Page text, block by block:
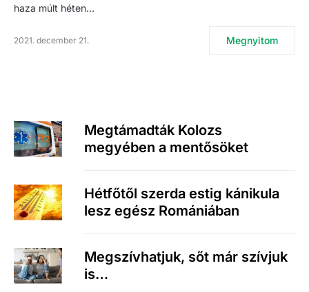
haza múlt héten…
2021. december 21. Megnyitom
Megtámadták Kolozs
megyében a mentősöket
Hétfőtől szerda estig kánikula
lesz egész Romániában
Megszívhatjuk, sőt már szívjuk
is…